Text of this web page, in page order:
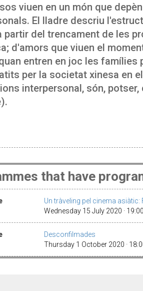
viuen en un món que
El lladre descriu
partir del trencament de les
d'amors que viuen el
entren en joc les famílies
per la societat xinesa en
interpersonal, són,
that have
Un tràveling pel cinema
Wednesday 15 July 2020 ·
Desconfilmades
Thursday 1 October 2020 ·